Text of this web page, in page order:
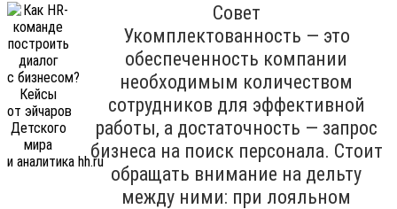
Совет
Укомплектованность — это
обеспеченность компании
необходимым количеством
сотрудников для эффективной
работы, а достаточность — запрос
бизнеса на поиск персонала. Стоит
обращать внимание на дельту
между ними: при лояльном